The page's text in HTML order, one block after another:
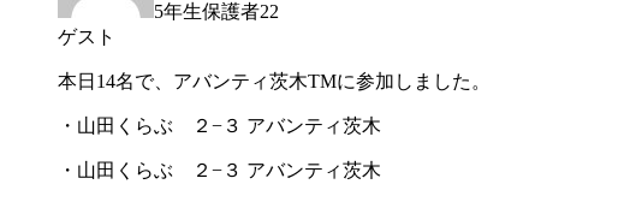
5年生保護者22
ゲスト
本日14名で、アバンティ茨木TMに参加しました。
・山田くらぶ ２−３ アバンティ茨木
・山田くらぶ ２−３ アバンティ茨木